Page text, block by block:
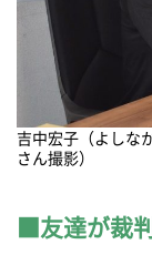
吉中宏子（よしな
さん撮影）
友達が裁